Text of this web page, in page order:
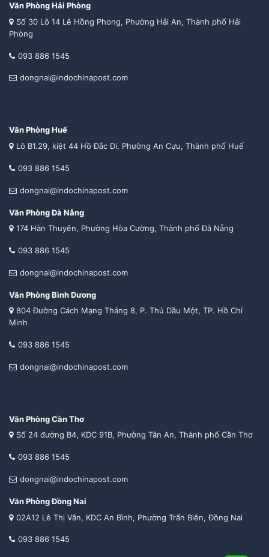
Văn Phòng Hải Phòng
Số 30 Lô 14 Lê Hồng Phong, Phường Hải An, Thành phố Hải
Phòng
093 886 1545
dongnai@indochinapost.com
Văn Phòng Huế
Lô B1.29, kiệt 44 Hồ Đắc Di, Phường An Cựu, Thành phố Huế
093 886 1545
dongnai@indochinapost.com
Văn Phòng Đà Nẵng
174 Hàn Thuyên, Phường Hòa Cường, Thành phố Đà Nẵng
093 886 1545
dongnai@indochinapost.com
Văn Phòng Bình Dương
804 Đường Cách Mạng Tháng 8, P. Thủ Dầu Một, TP. Hồ Chí
Minh
093 886 1545
dongnai@indochinapost.com
Văn Phòng Cần Thơ
Số 24 đường B4, KDC 91B, Phường Tân An, Thành phố Cần Thơ
093 886 1545
dongnai@indochinapost.com
Văn Phòng Đồng Nai
02A12 Lê Thị Vân, KDC An Bình, Phường Trấn Biên, Đồng Nai
093 886 1545